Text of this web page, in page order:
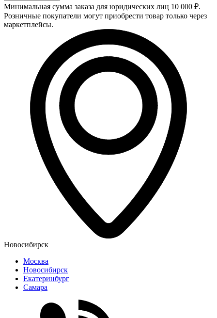
Минимальная сумма заказа для юридических лиц 10 000 ₽.
Розничные покупатели могут приобрести товар только через
маркетплейсы.
Новосибирск
Москва
Новосибирск
Екатеринбург
Самара